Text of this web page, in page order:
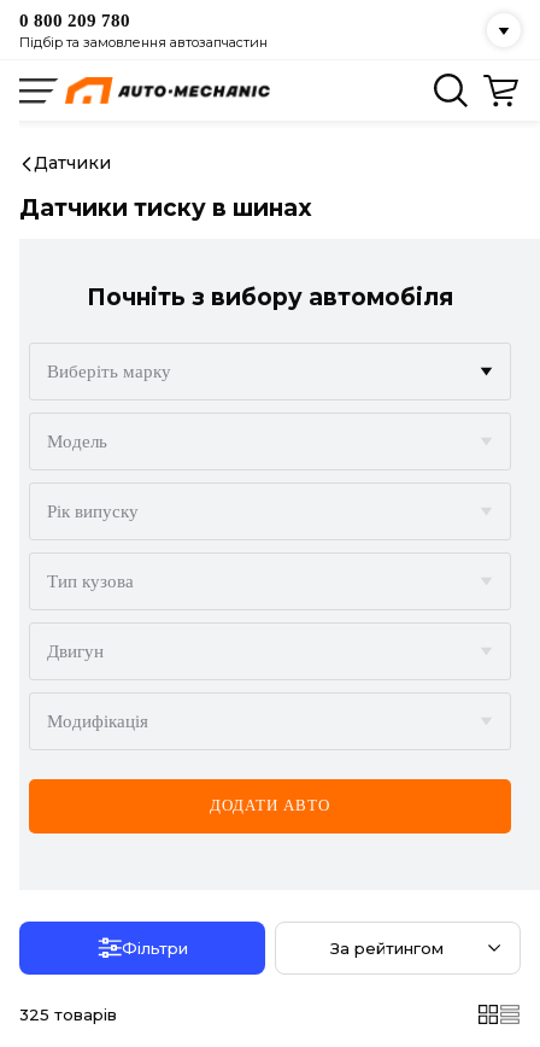
0 800 209 780
Підбір та замовлення автозапчастин
Датчики
Датчики тиску в шинах
Почніть з вибору автомобіля
Виберіть марку
ALFA ROMEO
BMW
BYD
CADILLAC
CHERY
CHEVROLET
CHRYSLER
Модель
Рік випуску
Тип кузова
Двигун
Модифікація
ДОДАТИ АВТО
Фільтри За рейтингом
325 товарів